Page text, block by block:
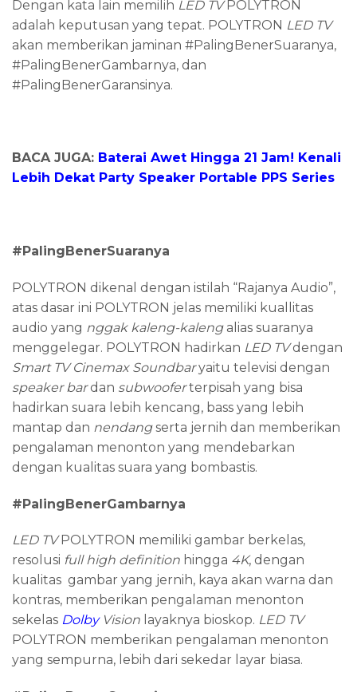
Dengan kata lain memilih LED TVPOLYTRON
adalah keputusan yang tepat. POLYTRON LED TV
akan memberikan jaminan #PalingBenerSuaranya,
#PalingBenerGambarnya, dan
#PalingBenerGaransinya.
BACA JUGA: Baterai Awet Hingga 21 Jam! Kenali
Lebih Dekat Party Speaker Portable PPS Series
#PalingBenerSuaranya
POLYTRON dikenal dengan istilah “Rajanya Audio”,
atas dasar ini POLYTRON jelas memiliki kuallitas
audio yang nggak kaleng-kalengalias suaranya
menggelegar. POLYTRON hadirkan LED TVdengan
Smart TV Cinemax Soundbaryaitu televisi dengan
speaker bardan subwooferterpisah yang bisa
hadirkan suara lebih kencang, bass yang lebih
mantap dan nendangserta jernih dan memberikan
pengalaman menonton yang mendebarkan
dengan kualitas suara yang bombastis.
#PalingBenerGambarnya
LED TVPOLYTRON memiliki gambar berkelas,
resolusi full high definition hingga 4K, dengan
kualitas gambar yang jernih, kaya akan warna dan
kontras, memberikan pengalaman menonton
sekelas DolbyVision layaknya bioskop. LED TV
POLYTRON memberikan pengalaman menonton
yang sempurna, lebih dari sekedar layar biasa.